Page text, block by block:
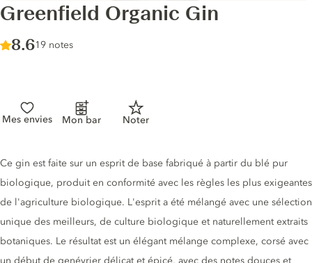
Greenfield Organic Gin
Score :
8.6/ 10
19 notes
Mes envies Mon bar Noter
Description du gin
Ce gin est faite sur un esprit de base fabriqué à partir du blé pur
biologique, produit en conformité avec les règles les plus exigeantes
de l'agriculture biologique. L'esprit a été mélangé avec une sélection
unique des meilleurs, de culture biologique et naturellement extraits
botaniques. Le résultat est un élégant mélange complexe, corsé avec
un début de genévrier délicat et épicé, avec des notes douces et